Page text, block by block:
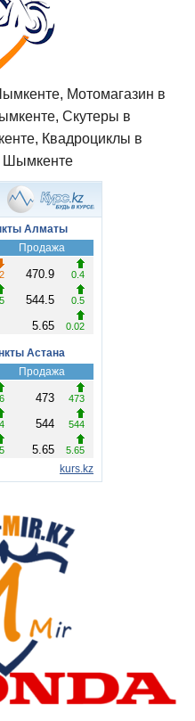
Мотомагазин в
Скутеры в
Квадроциклы в
Шымкенте